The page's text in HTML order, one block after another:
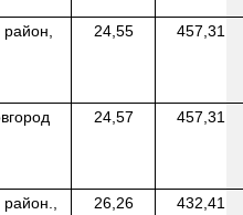
24,55 457,31
24,57 457,31
26,26 432,41